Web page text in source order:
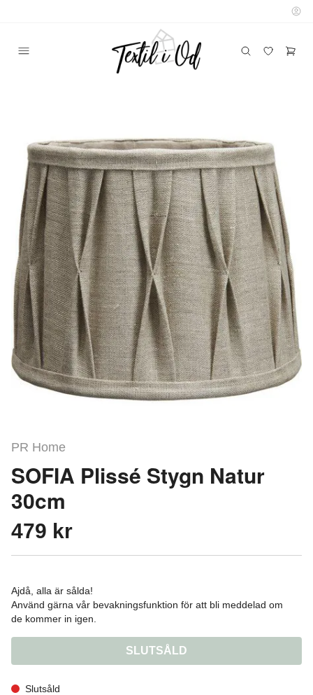
PR Home
SOFIA Plissé Stygn Natur
30cm
479 kr
Ajdå, alla är sålda!
Använd gärna vår bevakningsfunktion för att bli meddelad om
de kommer in igen.
SLUTSÅLD
Slutsåld